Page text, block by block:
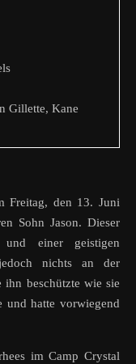
Gillette, Kane
Freitag, den 13. Juni
Sohn Jason. Dieser
einer geistigen
nichts an der
ihn beschützte wie sie
und hatte vorwiegend
im Camp Crystal